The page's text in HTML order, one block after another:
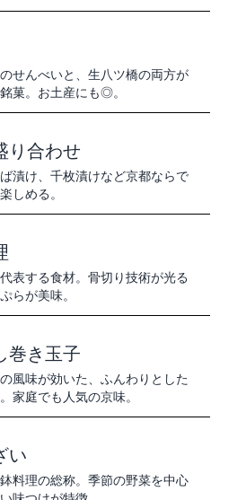
せんべいと、生八ツ橋の両方が
菓。お土産にも◎。
り合わせ
漬け、千枚漬けなど京都ならで
しめる。
表する食材。骨切り技術が光る
らが美味。
巻き玉子
風味が効いた、ふんわりとした
家庭でも人気の京味。
い
料理の総称。季節の野菜を中心